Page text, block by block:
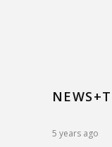
5 years ago